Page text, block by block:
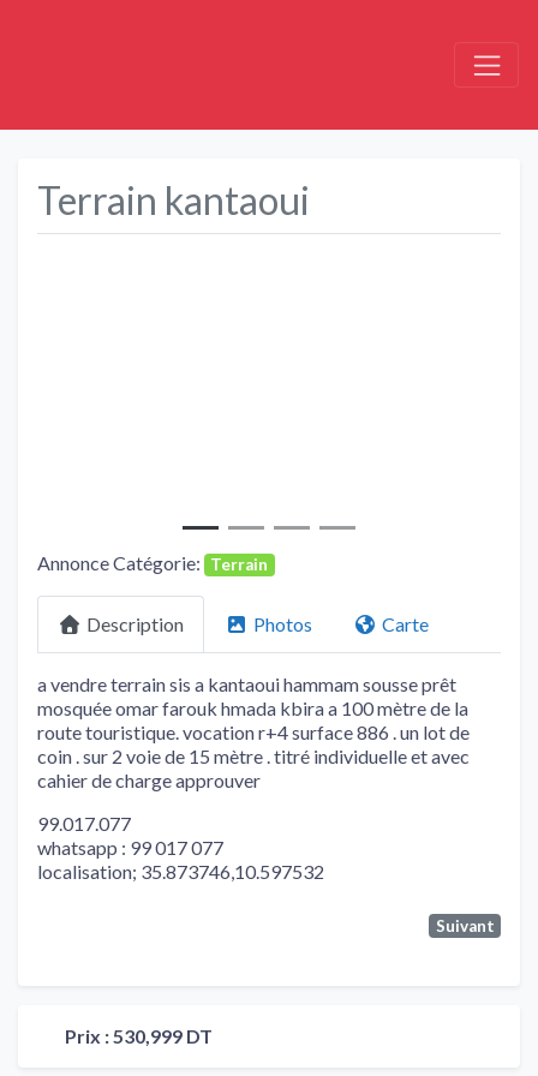
Terrain kantaoui
Annonce Catégorie: Terrain
Description Photos Carte
a vendre terrain sis a kantaoui hammam sousse prêt
mosquée omar farouk hmada kbira a 100 mètre de la
route touristique. vocation r+4 surface 886 . un lot de
coin . sur 2 voie de 15 mètre . titré individuelle et avec
cahier de charge approuver
99.017.077
whatsapp : 99 017 077
localisation; 35.873746,10.597532
Suivant
Prix :530,999 DT